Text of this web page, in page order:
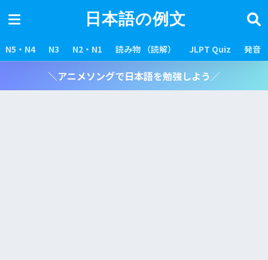
日本語の例文
N5・N4 N3 N2・N1 読み物 （読解） JLPT Quiz 発音
＼アニメソングで日本語を勉強しよう／